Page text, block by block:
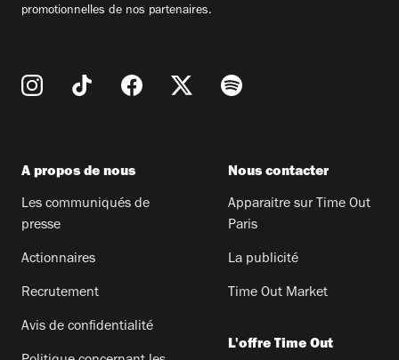
promotionnelles de nos partenaires.
A propos de nous
Les communiqués de
presse
Actionnaires
Recrutement
Avis de confidentialité
Nous contacter
Apparaitre sur Time Out
Paris
La publicité
Time Out Market
L'offre Time Out